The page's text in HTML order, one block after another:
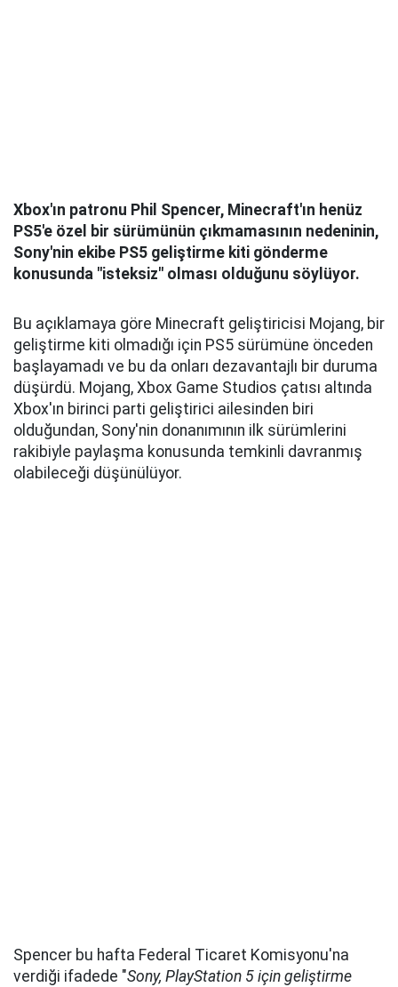
Xbox'ın patronu Phil Spencer, Minecraft'ın henüz
PS5'e özel bir sürümünün çıkmamasının nedeninin,
Sony'nin ekibe PS5 geliştirme kiti gönderme
konusunda "isteksiz" olması olduğunu söylüyor.
Bu açıklamaya göre Minecraft geliştiricisi Mojang, bir
geliştirme kiti olmadığı için PS5 sürümüne önceden
başlayamadı ve bu da onları dezavantajlı bir duruma
düşürdü. Mojang, Xbox Game Studios çatısı altında
Xbox'ın birinci parti geliştirici ailesinden biri
olduğundan, Sony'nin donanımının ilk sürümlerini
rakibiyle paylaşma konusunda temkinli davranmış
olabileceği düşünülüyor.
Spencer bu hafta Federal Ticaret Komisyonu'na
verdiği ifadede "Sony, PlayStation 5 için geliştirme